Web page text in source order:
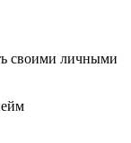
своими личными